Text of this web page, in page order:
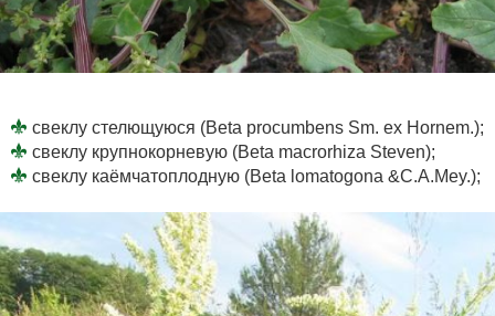
свеклу стелющуюся (Beta procumbens Sm. ex Hornem.);
свеклу крупнокорневую (Beta macrorhiza Steven);
свеклу каёмчатоплодную (Beta lomatogona &C.A.Mey.);